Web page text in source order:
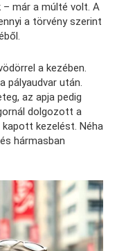
már a múlté volt. A
a törvény szerint
a kezében.
pályaudvar után.
az apja pedig
dolgozott a
kapott kezelést. Néha
hármasban